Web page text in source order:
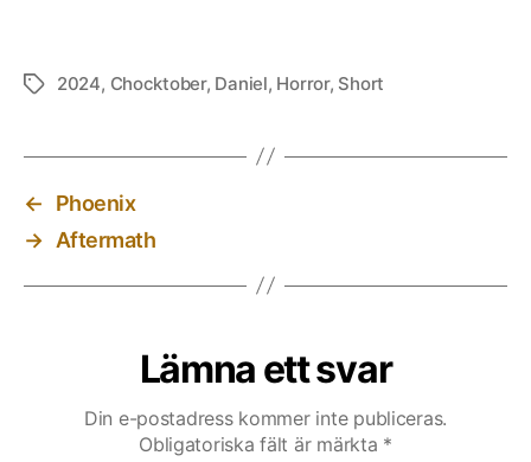
Etiketter
2024, Chocktober, Daniel, Horror, Short
←
Phoenix
→ Aftermath
Lämna ett svar
Din e-postadress kommer inte publiceras.
Obligatoriska fält är märkta *